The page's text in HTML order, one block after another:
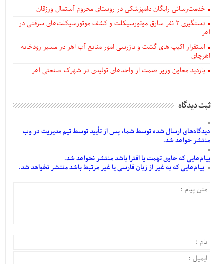
خدمت‌رسانی رایگان دامپزشکی در روستای محروم آستمال ورزقان
دستگيری ۲ نفر سارق موتورسیکلت و کشف موتورسیکلت‌های سرقتی در
اهر
استقرار اکیپ های گشت و بازرسی امور منابع آب اهر در مسیر رودخانه
اهرچای
بازدید معاون وزیر صمت از واحدهای تولیدی در شهرک صنعتی اهر
ثبت دیدگاه
دیدگاه‌هایارسالشدهتوسط شما، پس ازتأییدتوسط تیم مدیریت در وب
منتشر خواهد شد.
پیام‌هاییکه حاوی تهمت یا افترا باشد منتشر نخواهد شد.
پیام‌هاییکه به غیر از زبان فارسی یا غیر مرتبط باشد منتشر نخواهد شد.